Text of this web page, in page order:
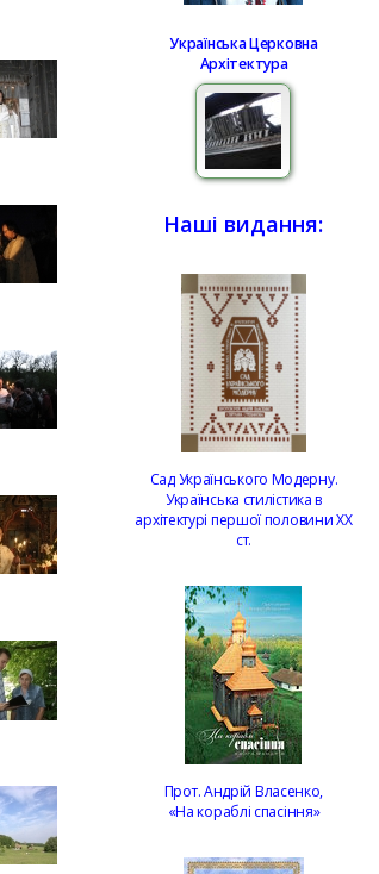
Українська Церковна
Архітектура
Наші видання:
Сад Українського Модерну.
Українська стилістика в
архітектурі першої половини ХХ
ст.
Прот. Андрій Власенко,
«На кораблі спасіння»